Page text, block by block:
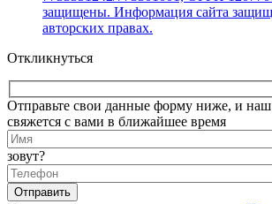
защищены. Информация сайта
авторских правах.
Откликнуться
Отправьте свои данные форму ниже, и наш
свяжется с вами в ближайшее время
зовут?